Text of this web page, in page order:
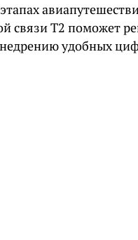
связи Т2 поможет
удобных